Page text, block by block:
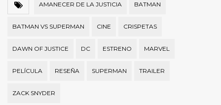
AMANECER DE LA JUSTICIA BATMAN
BATMAN VS SUPERMAN CINE CRISPETAS
DAWN OF JUSTICE DC ESTRENO MARVEL
PELÍCULA RESEÑA SUPERMAN TRAILER
ZACK SNYDER